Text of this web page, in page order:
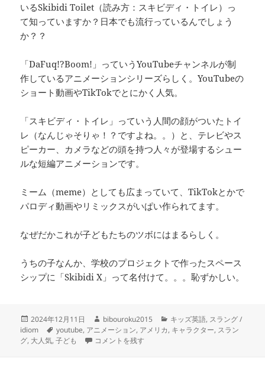
いるSkibidi Toilet（読み方：スキビディ・トイレ）っ
て知っていますか？日本でも流行っているんでしょう
か？？
「DaFuq!?Boom!」っていうYouTubeチャンネルが制
作しているアニメーションシリーズらしく。YouTubeの
ショート動画やTikTokでとにかく人気。
「スキビディ・トイレ」っていう人間の顔がついたトイ
レ（なんじゃそりゃ！？ですよね。。）と、テレビやス
ピーカー、カメラなどの頭を持つ人々が登場するシュー
ルな短編アニメーションです。
ミーム（meme）としても広まっていて、TikTokとかで
パロディ動画やリミックスがいぱい作られてます。
なぜだかこれが子どもたちのツボにはまるらしく。
うちの子なんか、学校のプロジェクトで作ったスペース
シップに「Skibidi X」って名付けて。。。恥ずかしい。
投
稿
日:
2024年12月11日
作
成
者
bibouroku2015
カ
テ
キッズ英語, スラング /
idiom
タ
グ
youtube, アニメーション, アメリカ, キャラクター, スラン
グ, 大人気,子ども – Skibidi Toilet- スキビディ・トイレ に
コメントを残す